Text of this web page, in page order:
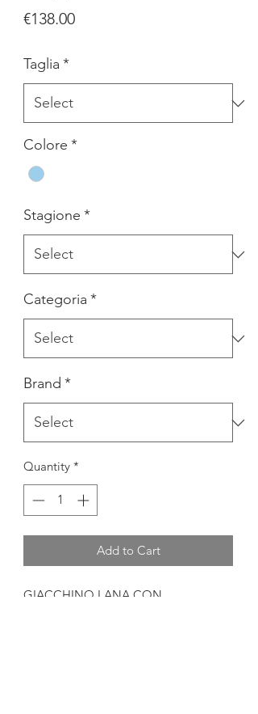
€138.00Price
Taglia *
Colore *
Stagione *
Categoria *
Brand *
Quantity *
Add to Cart
GIACCHINO LANA CON